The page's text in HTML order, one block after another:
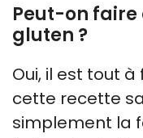
Peut-on
gluten ?
Oui, il est tout
cette recette
simplement la